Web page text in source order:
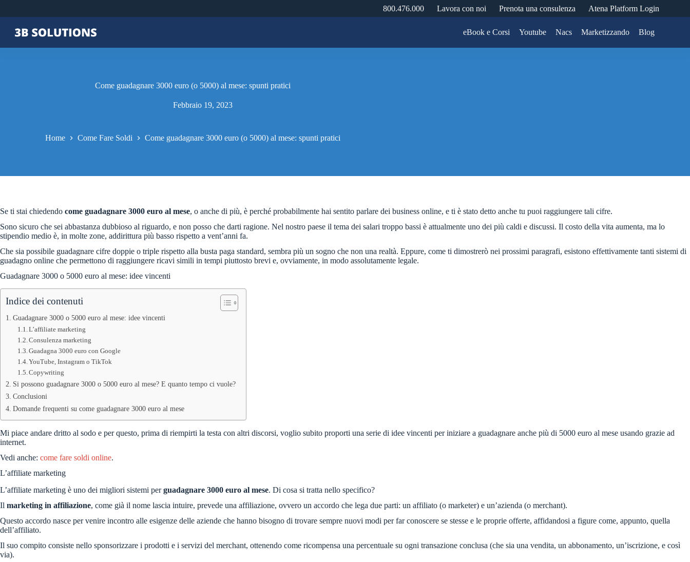
800.476.000 Lavora con noi Prenota una consulenza Atena Platform Login
eBook e Corsi Youtube Nacs Marketizzando Blog
Come guadagnare 3000 euro (o 5000) al mese: spunti pratici
Febbraio 19, 2023
Home Come Fare Soldi Come guadagnare 3000 euro (o 5000) al mese: spunti pratici
Se ti stai chiedendo come guadagnare 3000 euro al mese, o anche di più, è perché probabilmente hai sentito parlare dei business online, e ti è stato detto anche tu puoi raggiungere tali cifre.
Sono sicuro che sei abbastanza dubbioso al riguardo, e non posso che darti ragione. Nel nostro paese il tema dei salari troppo bassi è attualmente uno dei più caldi e discussi. Il costo della vita aumenta, ma lo
stipendio medio è, in molte zone, addirittura più basso rispetto a vent’anni fa.
Che sia possibile guadagnare cifre doppie o triple rispetto alla busta paga standard, sembra più un sogno che non una realtà. Eppure, come ti dimostrerò nei prossimi paragrafi, esistono effettivamente tanti sistemi di
guadagno online che permettono di raggiungere ricavi simili in tempi piuttosto brevi e, ovviamente, in modo assolutamente legale.
Guadagnare 3000 o 5000 euro al mese: idee vincenti
Indice dei contenuti
Guadagnare 3000 o 5000 euro al mese: idee vincenti
L’affiliate marketing
Consulenza marketing
Guadagna 3000 euro con Google
YouTube, Instagram o TikTok
Copywriting
Si possono guadagnare 3000 o 5000 euro al mese? E quanto tempo ci vuole?
Conclusioni
Domande frequenti su come guadagnare 3000 euro al mese
Mi piace andare dritto al sodo e per questo, prima di riempirti la testa con altri discorsi, voglio subito proporti una serie di idee vincenti per iniziare a guadagnare anche più di 5000 euro al mese usando grazie ad
internet.
Vedi anche: come fare soldi online.
L’affiliate marketing
L’affiliate marketing è uno dei migliori sistemi perguadagnare 3000 euro al mese. Di cosa si tratta nello specifico?
Il marketing in affiliazione, come già il nome lascia intuire, prevede una affiliazione, ovvero un accordo che lega due parti: un affiliato (o marketer) e un’azienda (o merchant).
Questo accordo nasce per venire incontro alle esigenze delle aziende che hanno bisogno di trovare sempre nuovi modi per far conoscere se stesse e le proprie offerte, affidandosi a figure come, appunto, quella
dell’affiliato.
Il suo compito consiste nello sponsorizzare i prodotti e i servizi del merchant, ottenendo come ricompensa una percentuale su ogni transazione conclusa (che sia una vendita, un abbonamento, un’iscrizione, e così
via).